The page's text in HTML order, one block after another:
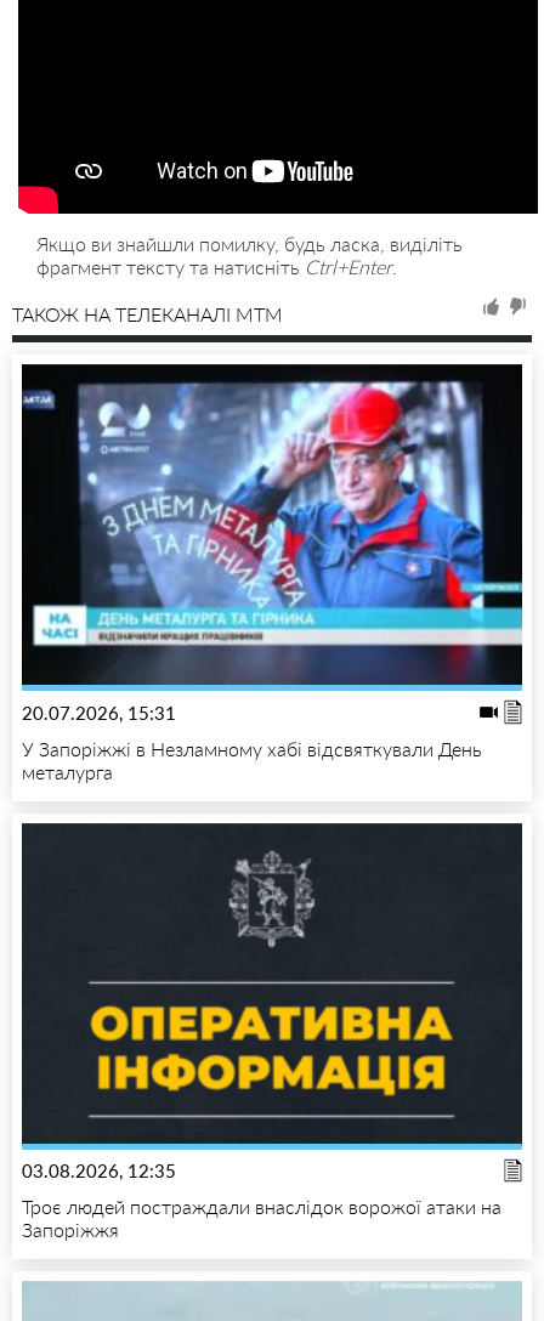
Якщо ви знайшли помилку, будь ласка, виділіть
фрагмент тексту та натисніть Ctrl+Enter.
ТАКОЖ НА ТЕЛЕКАНАЛІ MTM
20.07.2026, 15:31
У Запоріжжі в Незламному хабі відсвяткували День
металурга
03.08.2026, 12:35
Троє людей постраждали внаслідок ворожої атаки на
Запоріжжя